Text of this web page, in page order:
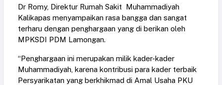
Dr Romy, Direktur Rumah Sakit Muhammadiyah
Kalikapas menyampaikan rasa bangga dan sangat
terharu dengan penghargaan yang di berikan oleh
MPKSDI PDM Lamongan.
“Penghargaan ini merupakan milik kader-kader
Muhammadiyah, karena kontribusi para kader terbaik
Persyarikatan yang berkhikmad di Amal Usaha PKU